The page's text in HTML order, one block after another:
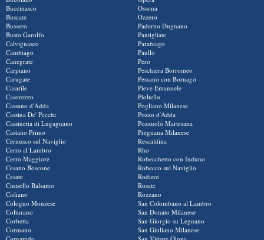
Buccinasco
Buscate
Bussero
Busto Garolfo
Calvignasco
Cambiago
Canegrate
Carpiano
Carugate
Casarile
Casorezzo
Cassano d'Adda
Cassina De' Pecchi
Cassinetta di Lugagnano
Castano Primo
Cernusco sul Naviglio
Cerro al Lambro
Cerro Maggiore
Cesano Boscone
Cesate
Cinisello Balsamo
Cisliano
Cologno Monzese
Colturano
Corbetta
Cormano
Ossona
Ozzero
Paderno Dugnano
Pantigliate
Parabiago
Paullo
Pero
Peschiera Borromeo
Pessano con Bornago
Pieve Emanuele
Pioltello
Pogliano Milanese
Pozzo d'Adda
Pozzuolo Martesana
Pregnana Milanese
Rescaldina
Rho
Robecchetto con Induno
Robecco sul Naviglio
Rodano
Rosate
Rozzano
San Colombano al Lambro
San Donato Milanese
San Giorgio su Legnano
San Giuliano Milanese